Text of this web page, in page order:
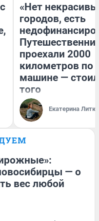
«Нет
городов, есть
проехали 2000
километров по
машине —
того
Екатерина
— о
вес любой